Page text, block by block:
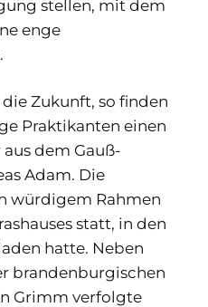
stellen, mit dem
enge
Zukunft, so finden
Praktikanten einen
dem Gauß-
Adam. Die
würdigem Rahmen
statt, in den
hatte. Neben
brandenburgischen
Grimm verfolgte